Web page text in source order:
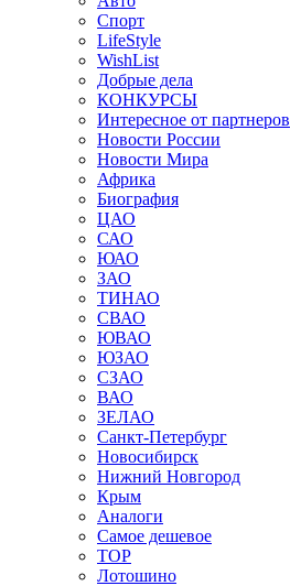
Спорт
LifeStyle
WishList
Добрые дела
КОНКУРСЫ
Интересное от партнеров
Новости России
Новости Мира
Африка
Биография
ЦАО
САО
ЮАО
ЗАО
ТИНАО
СВАО
ЮВАО
ЮЗАО
СЗАО
ВАО
ЗЕЛАО
Санкт-Петербург
Новосибирск
Нижний Новгород
Крым
Аналоги
Самое дешевое
TOP
Лотошино